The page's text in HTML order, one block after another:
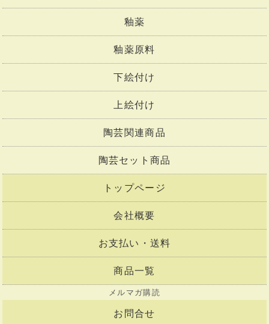
釉薬
釉薬原料
下絵付け
上絵付け
陶芸関連商品
陶芸セット商品
トップページ
会社概要
お支払い・送料
商品一覧
メルマガ購読
お問合せ